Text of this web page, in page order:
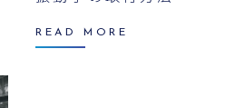
READ MORE